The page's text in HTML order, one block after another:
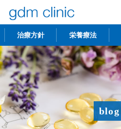
治療方針 栄養療法
不妊治療
アンチエイジング
アトピー性皮膚炎 blog